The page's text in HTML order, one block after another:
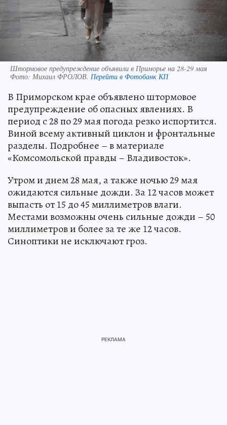
Штормовое предупреждение объявили в Приморье на 28-29 мая
Фото: Михаил ФРОЛОВ. Перейти в Фотобанк КП
В Приморском крае объявлено штормовое
предупреждение об опасных явлениях. В
период с 28 по 29 мая погода резко испортится.
Виной всему активный циклон и фронтальные
разделы. Подробнее – в материале
«Комсомольской правды – Владивосток».
Утром и днем 28 мая, а также ночью 29 мая
ожидаются сильные дожди. За 12 часов может
выпасть от 15 до 45 миллиметров влаги.
Местами возможны очень сильные дожди – 50
миллиметров и более за те же 12 часов.
Синоптики не исключают гроз.